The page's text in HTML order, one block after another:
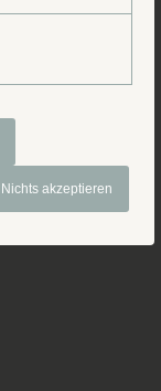
Nichts akzeptieren